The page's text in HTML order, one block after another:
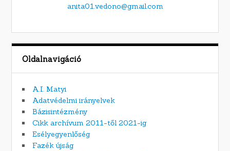
anita01.vedono@gmail.com
Oldalnavigáció
A.I. Matyi
Adatvédelmi irányelvek
Bázisintézmény
Cikk archívum 2011-től 2021-ig
Esélyegyenlőség
Fazék újság